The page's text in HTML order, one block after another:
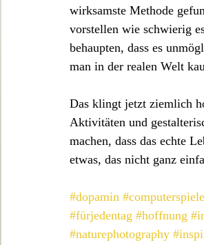
wirksamste Methode
vorstellen wie schwierig
behaupten, dass es
man in der realen Welt
Das klingt jetzt ziemlich
Aktivitäten und
machen, dass das echte
etwas, das nicht ganz
#dopamin #computerspiele
#fürjedentag #hoffnung
#naturephotography